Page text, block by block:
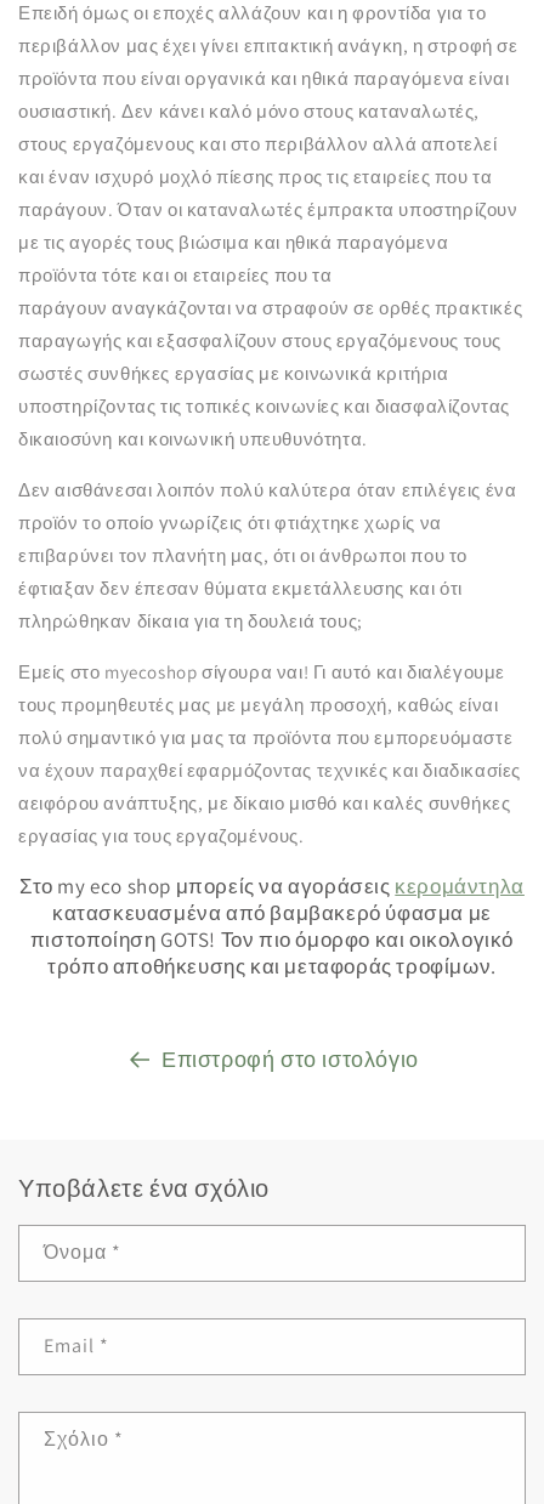
Επειδή όμως οι εποχές αλλάζουν και η φροντίδα για το
περιβάλλον μας έχει γίνει επιτακτική ανάγκη, η στροφή σε
προϊόντα που είναι οργανικά και ηθικά παραγόμενα είναι
ουσιαστική. Δεν κάνει καλό μόνο στους καταναλωτές,
στους εργαζόμενους και στο περιβάλλον αλλά αποτελεί
και έναν ισχυρό μοχλό πίεσης προς τις εταιρείες που τα
παράγουν. Όταν οι καταναλωτές έμπρακτα υποστηρίζουν
με τις αγορές τους βιώσιμα και ηθικά παραγόμενα
προϊόντα τότε και οι εταιρείες που τα
παράγουν αναγκάζονται να στραφούν σε ορθές πρακτικές
παραγωγής και εξασφαλίζουν στους εργαζόμενους τους
σωστές συνθήκες εργασίας με κοινωνικά κριτήρια
υποστηρίζοντας τις τοπικές κοινωνίες και διασφαλίζοντας
δικαιοσύνη και κοινωνική υπευθυνότητα.
Δεν αισθάνεσαι λοιπόν πολύ καλύτερα όταν επιλέγεις ένα
προϊόν το οποίο γνωρίζεις ότι φτιάχτηκε χωρίς να
επιβαρύνει τον πλανήτη μας, ότι οι άνθρωποι που το
έφτιαξαν δεν έπεσαν θύματα εκμετάλλευσης και ότι
πληρώθηκαν δίκαια για τη δουλειά τους;
Εμείς στο myecoshop σίγουρα ναι! Γι αυτό και διαλέγουμε
τους προμηθευτές μας με μεγάλη προσοχή, καθώς είναι
πολύ σημαντικό για μας τα προϊόντα που εμπορευόμαστε
να έχουν παραχθεί εφαρμόζοντας τεχνικές και διαδικασίες
αειφόρου ανάπτυξης, με δίκαιο μισθό και καλές συνθήκες
εργασίας για τους εργαζομένους.
Στο my eco shop μπορείς να αγοράσεις κερομάντηλα
κατασκευασμένα από βαμβακερό ύφασμα με
πιστοποίηση GOTS! Τον πιο όμορφο και οικολογικό
τρόπο αποθήκευσης και μεταφοράς τροφίμων.
Επιστροφή στο ιστολόγιο
Υποβάλετε ένα σχόλιο
Όνομα *
Email *
Σχόλιο *